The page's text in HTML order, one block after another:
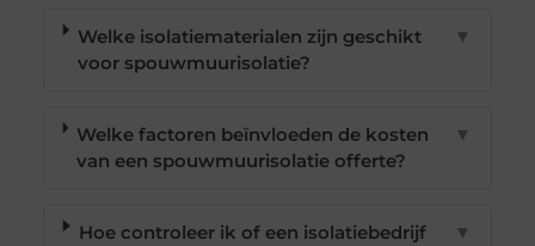
Welke isolatiematerialen zijn geschikt
voor spouwmuurisolatie?
▼
Welke factoren beïnvloeden de kosten
van een spouwmuurisolatie offerte?
▼
Hoe controleer ik of een isolatiebedrijf
▼